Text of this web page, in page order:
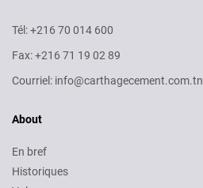
Tél: +216 70 014 600
Fax: +216 71 19 02 89
Courriel: info@carthagecement.com.tn
About
En bref
Historiques